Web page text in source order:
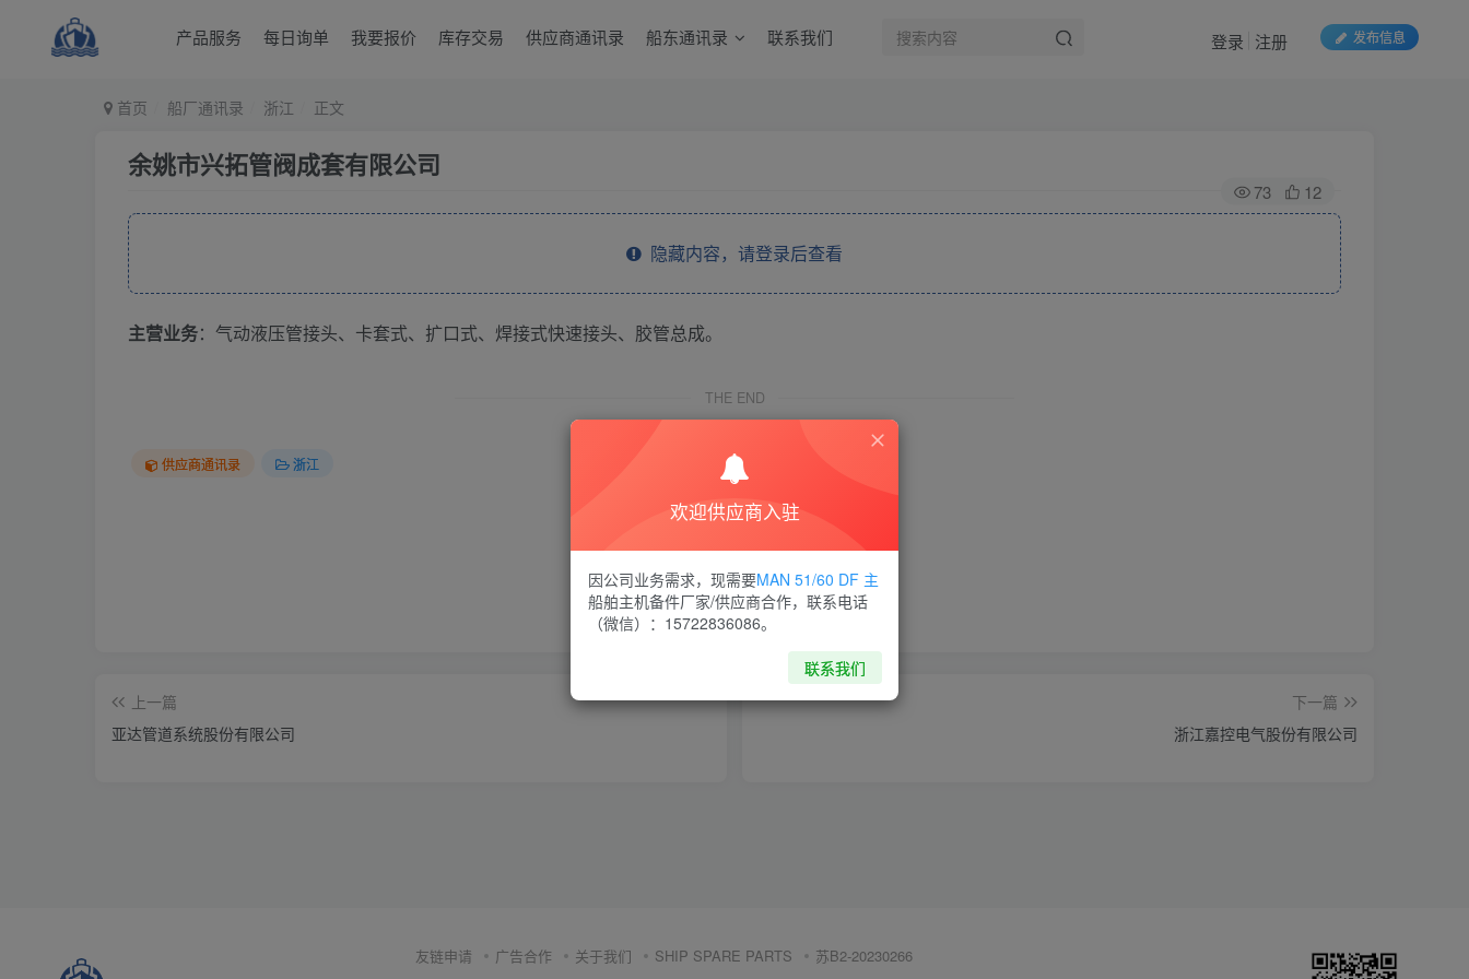
产品服务 每日询单 我要报价 库存交易 供应商通讯录 船东通讯录 联系我们 发布信息
登录 注册
首页 船厂通讯录 浙江 正文
余姚市兴拓管阀成套有限公司
73 12
隐藏内容，请登录后查看
主营业务：气动液压管接头、卡套式、扩口式、焊接式快速接头、胶管总成。
THE END
供应商通讯录 浙江
喜欢就支持一下吧
点赞12 分享 收藏
上一篇
亚达管道系统股份有限公司
下一篇
浙江嘉控电气股份有限公司
友链申请 广告合作 关于我们 SHIP SPARE PARTS 苏B2-20230266
欢迎供应商入驻
因公司业务需求，现需要MAN 51/60 DF 主
船舶主机备件厂家/供应商合作，联系电话
（微信）：15722836086。
联系我们